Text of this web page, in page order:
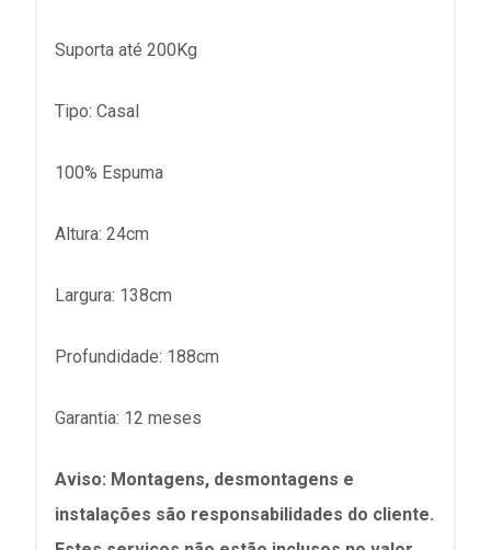
Suporta até 200Kg
Tipo: Casal
100% Espuma
Altura: 24cm
Largura: 138cm
Profundidade: 188cm
Garantia: 12 meses
Aviso: Montagens, desmontagens e
instalações são responsabilidades do cliente.